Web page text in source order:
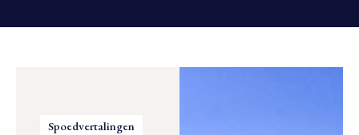
Spoedvertalingen